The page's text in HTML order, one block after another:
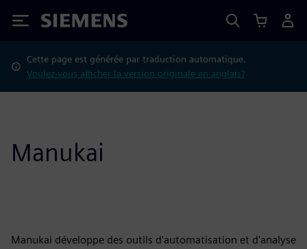
Siemens
Cette page est générée par traduction automatique.
Voulez-vous afficher la version originale en anglais?
Manukai
Manukai développe des outils d'automatisation et d'analyse